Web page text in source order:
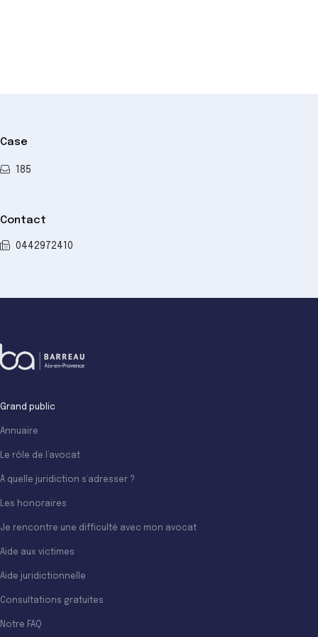
Case
185
Contact
0442972410
Grand public
Annuaire
Le rôle de l’avocat
À quelle juridiction s’adresser ?
Les honoraires
Je rencontre une difficulté avec mon avocat
Aide aux victimes
Aide juridictionnelle
Consultations gratuites
Notre FAQ